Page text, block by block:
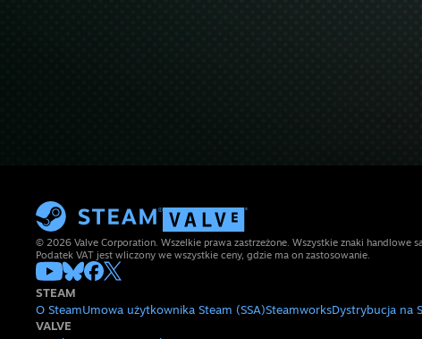
© 2026 Valve Corporation. Wszelkie prawa zastrzeżone. Wszystkie znaki handlowe
Podatek VAT jest wliczony we wszystkie ceny, gdzie ma on zastosowanie.
STEAM
O SteamUmowa użytkownika Steam (SSA)SteamworksDystrybucja na
VALVE